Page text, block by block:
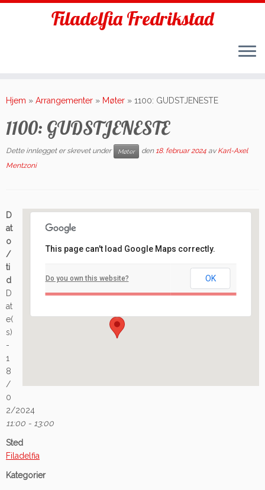
to
Filadelfia Fredrikstad
Hjem » Arrangementer » Møter » 1100: GUDSTJENESTE
1100: GUDSTJENESTE
Dette innlegget er skrevet under Møter den 18. februar 2024 avKarl-Axel
Mentzoni
Arrangement
This page can't load Google Maps correctly.
Do you own this website? OK
D
at
o
/
ti
d
D
at
e(
s)
-
1
8
/
0
2/2024
11:00 - 13:00
Sted
Filadelfia
Kategorier